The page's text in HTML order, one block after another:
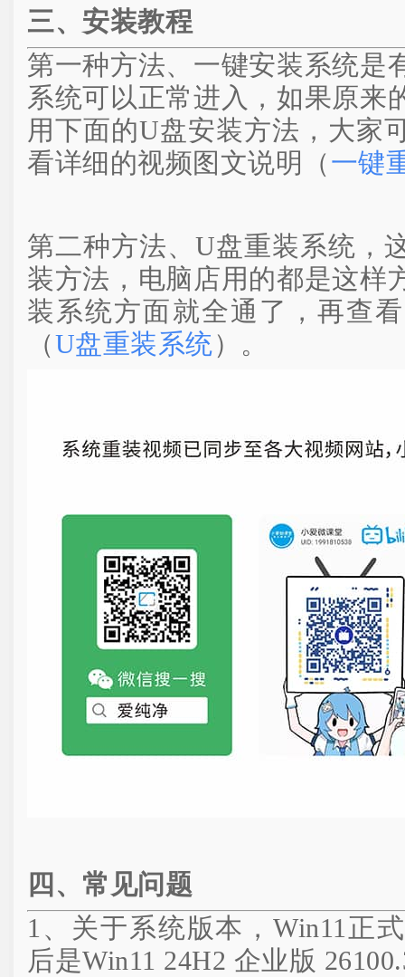
三、安装教程
第一种方法、一键安装系统是
系统可以正常进入，如果原来
用下面的U盘安装方法，大家
看详细的视频图文说明（一键
第二种方法、U盘重装系统，
装方法，电脑店用的都是这样
装系统方面就全通了，再查
（U盘重装系统）。
四、常见问题
1、关于系统版本，Win11正
后是Win11 24H2 企业版